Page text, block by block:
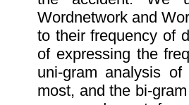
Wordnetwork and
to their frequency of
of expressing the
uni-gram analysis
most, and the bi-